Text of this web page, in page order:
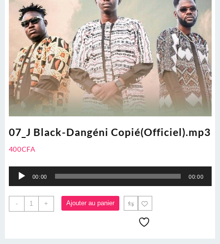
07_J Black-Dangéni Copié(Officiel).mp3
400CFA
Lecteur
audio
00:00 00:00
- + Ajouter au panier ⇆ Alternative: